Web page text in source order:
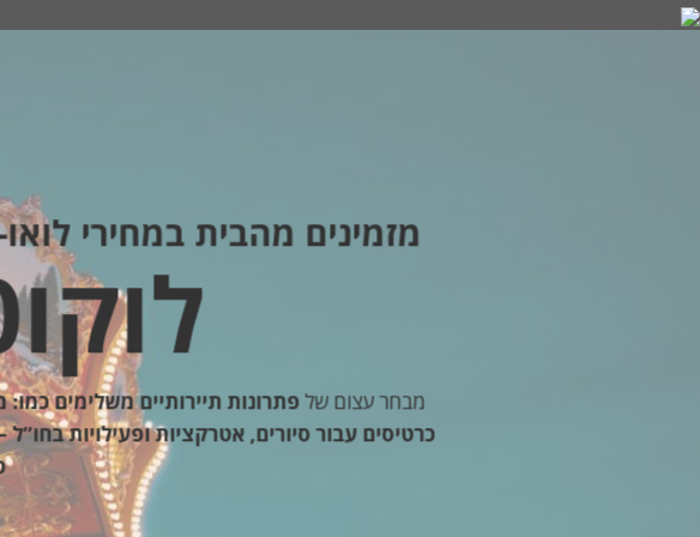
מזמינים מהבית במחירי
לוקו0ט תיירות
מבחר עצום שלפתרונות תיירותיים משלימים
כרטיסים עבור סיורים, אטרקציות ופעילויות בחו”ל